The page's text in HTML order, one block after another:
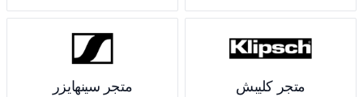
متجر كليبش متجر سينهايزر